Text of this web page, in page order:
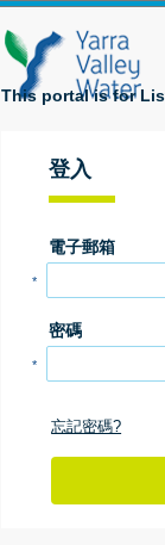
This portal is for
登入
電子郵箱
*
密碼
*
忘記密碼?